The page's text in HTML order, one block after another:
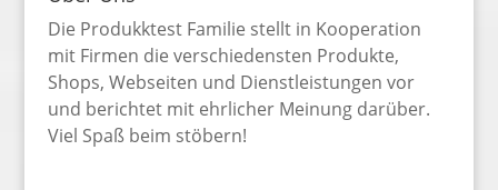
Die Produkktest Familie stellt in Kooperation
mit Firmen die verschiedensten Produkte,
Shops, Webseiten und Dienstleistungen vor
und berichtet mit ehrlicher Meinung darüber.
Viel Spaß beim stöbern!